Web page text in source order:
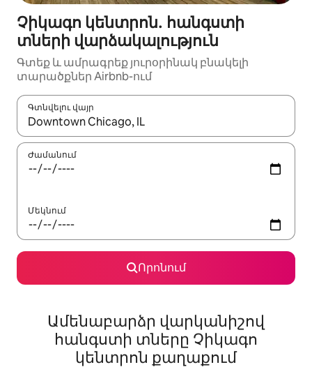
Չիկագո կենտրոն․ հանգստի
տների վարձակալություն
Գտեք և ամրագրեք յուրօրինակ բնակելի
տարածքներ Airbnb-ում
Գտնվելու վայր
Երբ արդյունքները հասանելի լինեն, սլաքների
Ժամանում
Մեկնում
Որոնում
Ամենաբարձր վարկանիշով
հանգստի տները Չիկագո
կենտրոն քաղաքում